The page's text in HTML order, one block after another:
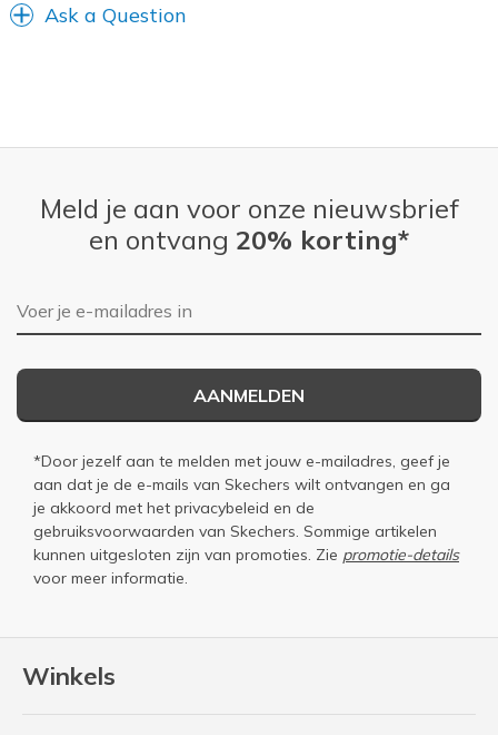
Ask a Question
Winkels
Meld je aan voor onze nieuwsbrief
en ontvang 20% korting*
E-mailadres
AANMELDEN
*Door jezelf aan te melden met jouw e-mailadres, geef je
aan dat je de e-mails van Skechers wilt ontvangen en ga
je akkoord met het privacybeleid en de
gebruiksvoorwaarden van Skechers. Sommige artikelen
kunnen uitgesloten zijn van promoties. Zie promotie-details
voor meer informatie.